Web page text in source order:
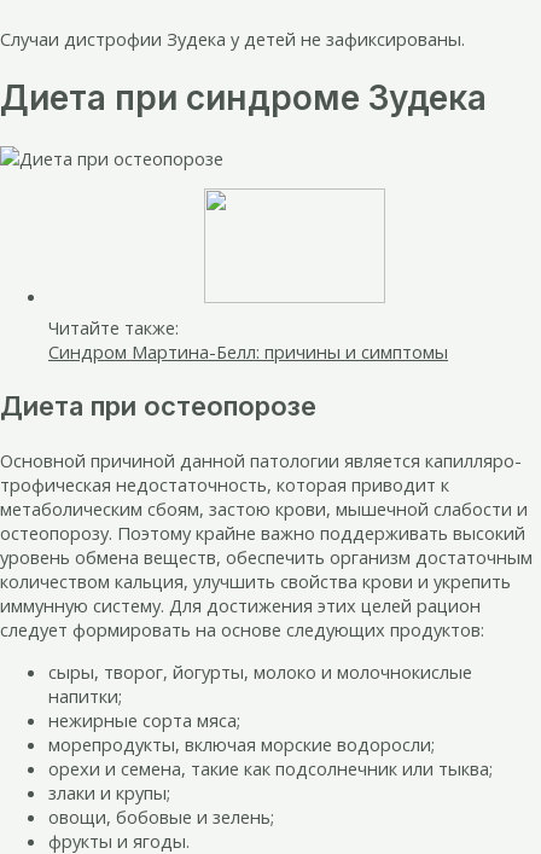
Случаи дистрофии Зудека у детей не зафиксированы.
Диета при синдроме Зудека
Читайте также:
Синдром Мартина-Белл: причины и симптомы
Диета при остеопорозе
Основной причиной данной патологии является капилляро-
трофическая недостаточность, которая приводит к
метаболическим сбоям, застою крови, мышечной слабости и
остеопорозу. Поэтому крайне важно поддерживать высокий
уровень обмена веществ, обеспечить организм достаточным
количеством кальция, улучшить свойства крови и укрепить
иммунную систему. Для достижения этих целей рацион
следует формировать на основе следующих продуктов:
сыры, творог, йогурты, молоко и молочнокислые
напитки;
нежирные сорта мяса;
морепродукты, включая морские водоросли;
орехи и семена, такие как подсолнечник или тыква;
злаки и крупы;
овощи, бобовые и зелень;
фрукты и ягоды.